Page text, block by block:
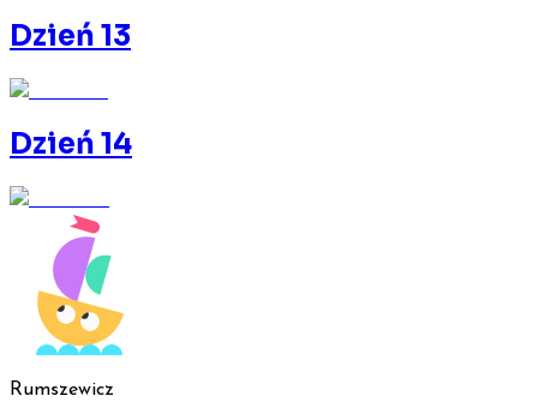
Dzień 13
Dzień 14
Rumszewicz